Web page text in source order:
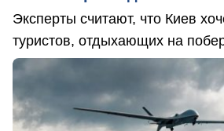
Эксперты считают, что Киев
туристов, отдыхающих на